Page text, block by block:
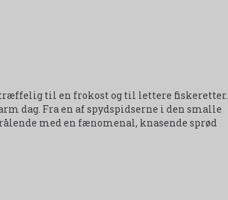
til en frokost og til lettere fiskeretter.
dag. Fra en af spydspidserne i den smalle
med en fænomenal, knasende sprød